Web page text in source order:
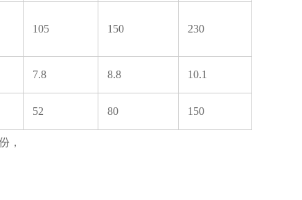
105 150 230
7.8 8.8 10.1
52 80 150
，